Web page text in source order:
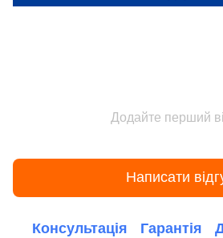
Додайте перший
Написати
Консультація Гарантія